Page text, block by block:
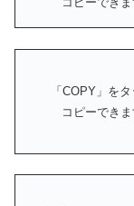
「COPY」を
コピーできま